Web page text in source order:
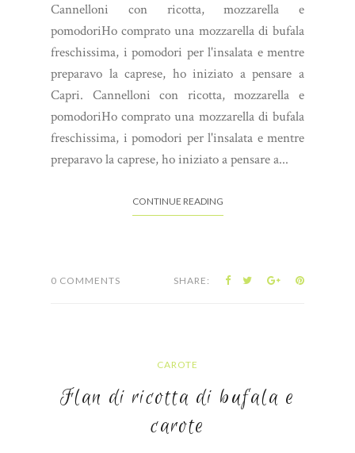
Cannelloni con ricotta, mozzarella e
pomodoriHo comprato una mozzarella di bufala
freschissima, i pomodori per l'insalata e mentre
preparavo la caprese, ho iniziato a pensare a
Capri. Cannelloni con ricotta, mozzarella e
pomodoriHo comprato una mozzarella di bufala
freschissima, i pomodori per l'insalata e mentre
preparavo la caprese, ho iniziato a pensare a...
CONTINUE READING
0 COMMENTS SHARE:
CAROTE
Flan di ricotta di bufala e
carote